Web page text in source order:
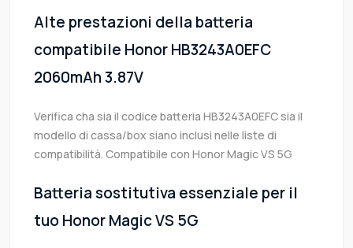
Alte prestazioni della batteria
compatibile Honor HB3243A0EFC
2060mAh 3.87V
Verifica cha sia il codice batteria HB3243A0EFC sia il
modello di cassa/box siano inclusi nelle liste di
compatibilità. Compatibile con Honor Magic VS 5G
Batteria sostitutiva essenziale per il
tuo Honor Magic VS 5G